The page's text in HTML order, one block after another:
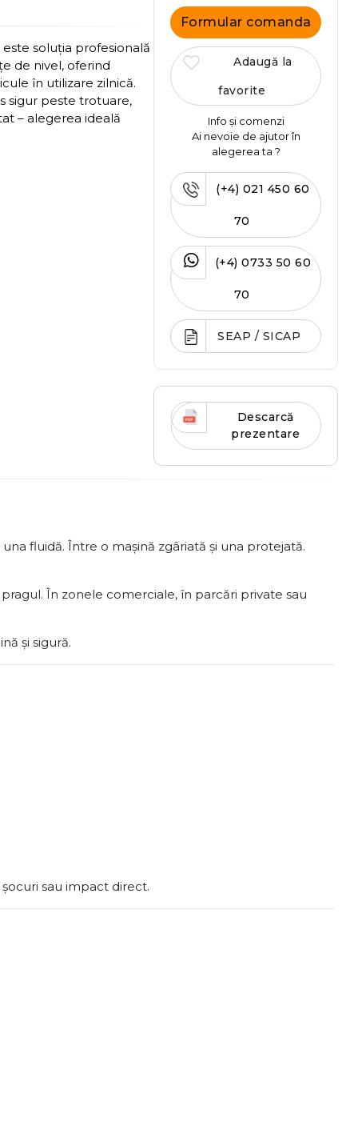
este soluția profesională
de nivel, oferind
în utilizare zilnică.
sigur peste trotuare,
– alegerea ideală
Formular comanda
Adaugă la
favorite
Info și comenzi
Ai nevoie de ajutor în
alegerea ta ?
(+4) 021 450 60
70
(+4) 0733 50 60
70
SEAP / SICAP
Descarcă
prezentare
fluidă. Între o mașină zgâriată și una protejată.
În zonele comerciale, în parcări private sau
și sigură.
sau impact direct.